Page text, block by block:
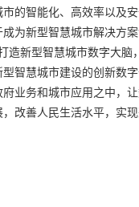
的智能化、高效率以及
为新型智慧城市解决方
造新型智慧城市数字大脑
智慧城市建设的创新数字
业务和城市应用之中，
改善人民生活水平，实